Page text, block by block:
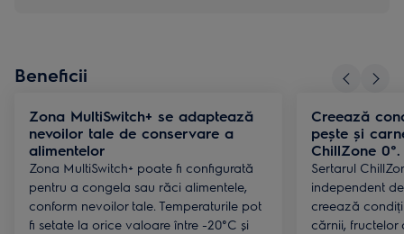
Beneficii
Zona MultiSwitch+ se adaptează
nevoilor tale de conservare a
alimentelor
Zona MultiSwitch+ poate fi configurată
pentru a congela sau răci alimentele,
conform nevoilor tale. Temperaturile pot
fi setate la orice valoare între -20°C și
Creează
pește și
ChillZone 0°.
Sertarul
independent
creează
cărnii, fructelor